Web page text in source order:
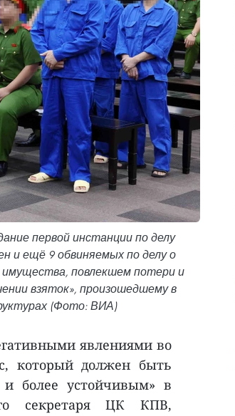
первой инстанции по делу
и ещё 9 обвиняемых по делу о
имущества, повлекшем потери и
взяток», произошедшему в
(Фото: ВИА)
явлениями во
который должен быть
более устойчивым» в
секретаря ЦК КПВ,